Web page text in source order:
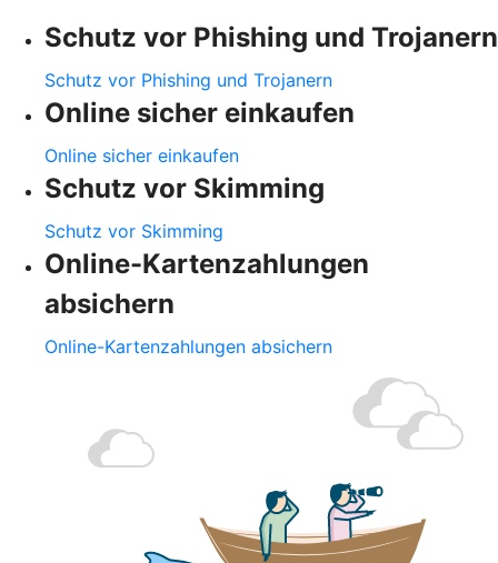
Schutz vor Phishing und Trojanern
Schutz vor Phishing und Trojanern
Online sicher einkaufen
Online sicher einkaufen
Schutz vor Skimming
Schutz vor Skimming
Online-Kartenzahlungen
absichern
Online-Kartenzahlungen absichern